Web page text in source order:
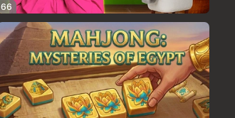
66